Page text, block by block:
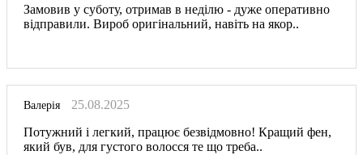
Замовив у суботу, отримав в неділю - дуже оперативно
відправили. Вироб оригінальний, навіть на якор..
Валерія
25.08.2025
Потужний і легкий, працює безвідмовно! Кращий фен,
який був, для густого волосся те що треба..